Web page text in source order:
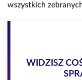
wszystkich
WIDZISZ